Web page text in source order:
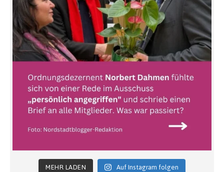
MEHR LADEN Auf Instagram folgen